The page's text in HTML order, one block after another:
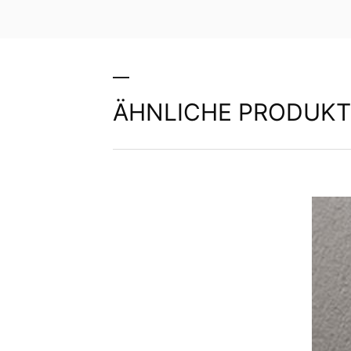
ÄHNLICHE